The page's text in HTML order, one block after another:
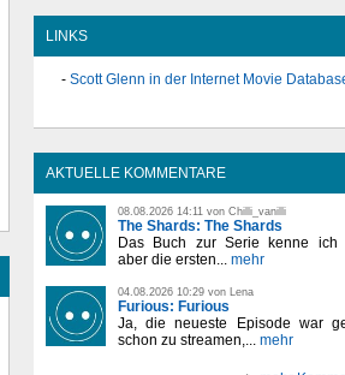
LINKS
Scott Glenn in der Internet Movie
AKTUELLE KOMMENTARE
08.08.2026 14:11 von Chilli_vanilli
The Shards: The Shards
Das Buch zur Serie kenne ich
aber die ersten... mehr
04.08.2026 10:29 von Lena
Furious: Furious
Ja, die neueste Episode war
schon zu streamen,... mehr